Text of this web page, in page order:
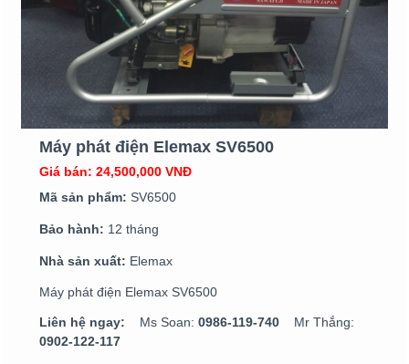
Máy phát điện Elemax SV6500
Giá bán: 24,500,000 VNĐ
Mã sản phẩm: SV6500
Bảo hành: 12 tháng
Nhà sản xuất: Elemax
Máy phát điện Elemax SV6500
Liên hệ ngay: Ms Soan: 0986-119-740 Mr Thắng:
0902-122-117